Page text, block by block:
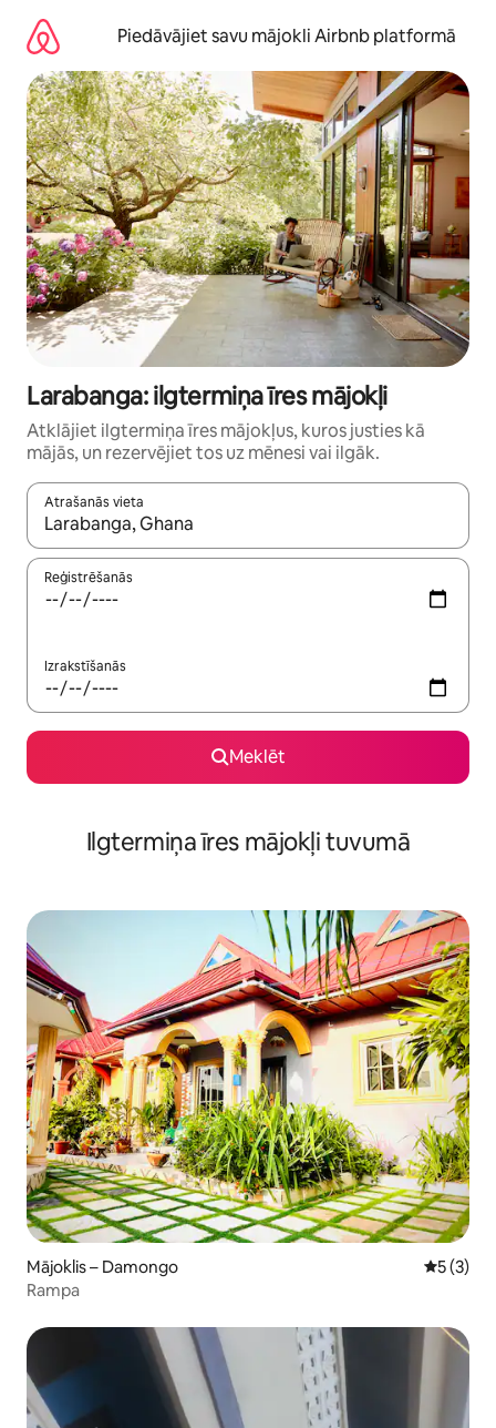
saturu
Piedāvājiet savu mājokli Airbnb platformā
Larabanga: ilgtermiņa īres mājokļi
Atklājiet ilgtermiņa īres mājokļus, kuros justies kā
mājās, un rezervējiet tos uz mēnesi vai ilgāk.
Atrašanās vieta
Kad rezultāti kļūs pieejami, izmantojiet bultiņu uz augšu un
Reģistrēšanās
Izrakstīšanās
Meklēt
Ilgtermiņa īres mājokļi tuvumā
Mājoklis – Damongo Vidējais
5 (3)
Rampa